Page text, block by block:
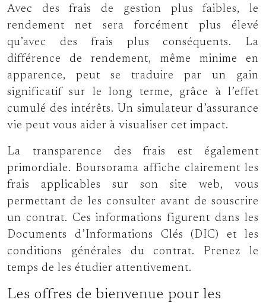
Avec des frais de gestion plus faibles, le
rendement net sera forcément plus élevé
qu’avec des frais plus conséquents. La
différence de rendement, même minime en
apparence, peut se traduire par un gain
significatif sur le long terme, grâce à l’effet
cumulé des intérêts. Un simulateur d’assurance
vie peut vous aider à visualiser cet impact.
La transparence des frais est également
primordiale. Boursorama affiche clairement les
frais applicables sur son site web, vous
permettant de les consulter avant de souscrire
un contrat. Ces informations figurent dans les
Documents d’Informations Clés (DIC) et les
conditions générales du contrat. Prenez le
temps de les étudier attentivement.
Les offres de bienvenue pour les